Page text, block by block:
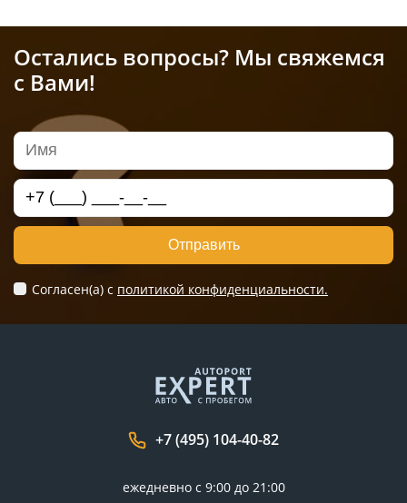
Остались вопросы? Мы свяжемся
с Вами!
Отправить
Согласен(а) c политикой конфиденциальности.
+7 (495) 104-40-82
ежедневно с 9:00 до 21:00